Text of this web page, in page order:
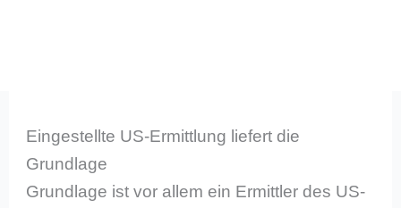
Eingestellte US-Ermittlung liefert die
Grundlage
Grundlage ist vor allem ein Ermittler des US-